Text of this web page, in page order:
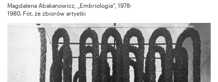
Magdalena Abakanowicz, „Embriologia”, 1978-
1980. Fot. ze zbiorów artystki